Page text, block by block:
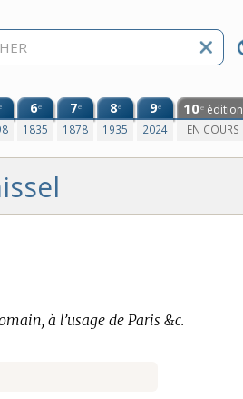
6e
1835
7e
1878
8e
1935
9e
2024
10e édition
EN COURS
à l’usage de Paris &c.